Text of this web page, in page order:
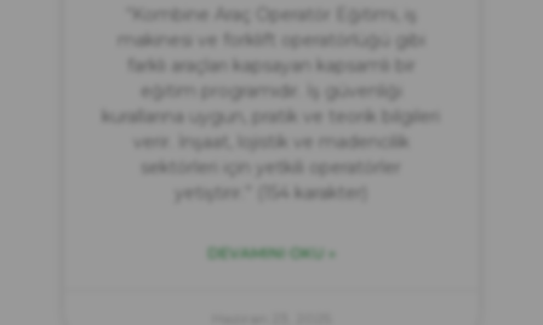
“Kombine Araç Operatör Eğitimi, iş
makinesi ve forklift operatörlüğü gibi
farklı araçları kapsayan kapsamlı bir
eğitim programıdır. İş güvenliği
kurallarına uygun, pratik ve teorik bilgileri
verir. İnşaat, lojistik ve madencilik
sektörleri için yetkili operatörler
yetiştirir.” (154 karakter)
DEVAMINI OKU »